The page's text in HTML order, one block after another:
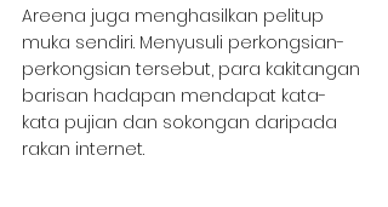
Areena juga menghasilkan pelitup
muka sendiri. Menyusuli perkongsian-
perkongsian tersebut, para kakitangan
barisan hadapan mendapat kata-
kata pujian dan sokongan daripada
rakan internet.